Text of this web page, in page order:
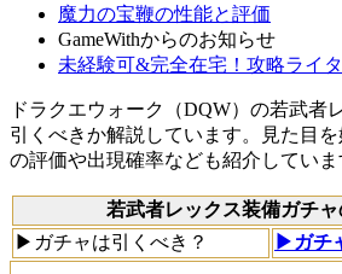
魔力の宝鞭の性能と評価
GameWithからのお知らせ
未経験可&完全在宅！攻略ライタ
ドラクエウォーク（DQW）の若武者
引くべきか解説しています。見た目
の評価や出現確率なども紹介していま
若武者レックス装備ガチ
▶ガチャは引くべき？
▶ガチ